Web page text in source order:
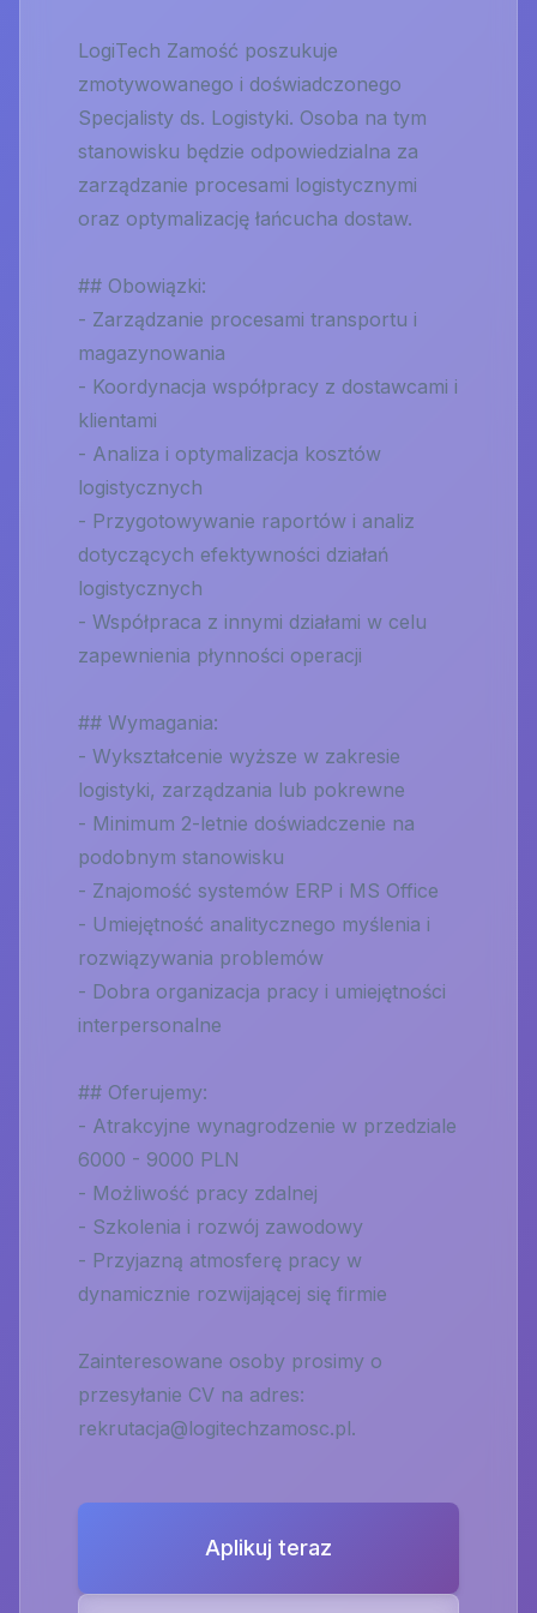
LogiTech Zamość poszukuje
zmotywowanego i doświadczonego
Specjalisty ds. Logistyki. Osoba na tym
stanowisku będzie odpowiedzialna za
zarządzanie procesami logistycznymi
oraz optymalizację łańcucha dostaw.
## Obowiązki:
- Zarządzanie procesami transportu i
magazynowania
- Koordynacja współpracy z dostawcami i
klientami
- Analiza i optymalizacja kosztów
logistycznych
- Przygotowywanie raportów i analiz
dotyczących efektywności działań
logistycznych
- Współpraca z innymi działami w celu
zapewnienia płynności operacji
## Wymagania:
- Wykształcenie wyższe w zakresie
logistyki, zarządzania lub pokrewne
- Minimum 2-letnie doświadczenie na
podobnym stanowisku
- Znajomość systemów ERP i MS Office
- Umiejętność analitycznego myślenia i
rozwiązywania problemów
- Dobra organizacja pracy i umiejętności
interpersonalne
## Oferujemy:
- Atrakcyjne wynagrodzenie w przedziale
6000 - 9000 PLN
- Możliwość pracy zdalnej
- Szkolenia i rozwój zawodowy
- Przyjazną atmosferę pracy w
dynamicznie rozwijającej się firmie
Zainteresowane osoby prosimy o
przesyłanie CV na adres:
rekrutacja@logitechzamosc.pl.
Aplikuj teraz